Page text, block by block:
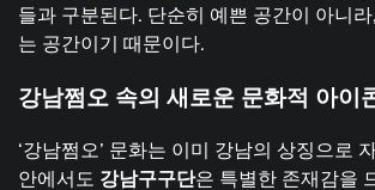
들과 구분된다. 단순히 예쁜 공간이 아니
는 공간이기 때문이다.
강남쩜오 속의 새로운 문화적 아이
‘강남쩜오’ 문화는 이미 강남의 상징으로
안에서도 강남구구단은 특별한 존재감을